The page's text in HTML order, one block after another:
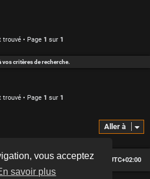
vous acceptez
savoir plus
• Page 1 sur 1
critères de recherche.
• Page 1 sur 1
Aller à
Heures au format UTC+02:00